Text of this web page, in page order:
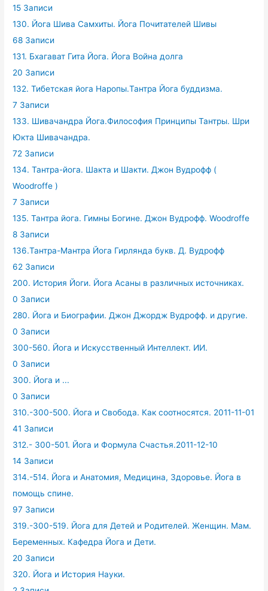
15 Записи
130. Йога Шива Самхиты. Йога Почитателей Шивы
68 Записи
131. Бхагават Гита Йога. Йога Война долга
20 Записи
132. Тибетская йога Наропы.Тантра Йога буддизма.
7 Записи
133. Шивачандра Йога.Философия Принципы Тантры. Шри
Юкта Шивачандра.
72 Записи
134. Тантра-йога. Шакта и Шакти. Джон Вудрофф (
Woodroffe )
7 Записи
135. Тантра йога. Гимны Богине. Джон Вудрофф. Woodroffe
8 Записи
136.Тантра-Мантра Йога Гирлянда букв. Д. Вудрофф
62 Записи
200. История Йоги. Йога Асаны в различных источниках.
0 Записи
280. Йога и Биографии. Джон Джордж Вудрофф. и другие.
0 Записи
300-560. Йога и Искусственный Интеллект. ИИ.
0 Записи
300. Йога и ...
0 Записи
310.-300-500. Йога и Свобода. Как соотносятся. 2011-11-01
41 Записи
312.- 300-501. Йога и Формула Счастья.2011-12-10
14 Записи
314.-514. Йога и Анатомия, Медицина, Здоровье. Йога в
помощь спине.
97 Записи
319.-300-519. Йога для Детей и Родителей. Женщин. Мам.
Беременных. Кафедра Йога и Дети.
20 Записи
320. Йога и История Науки.